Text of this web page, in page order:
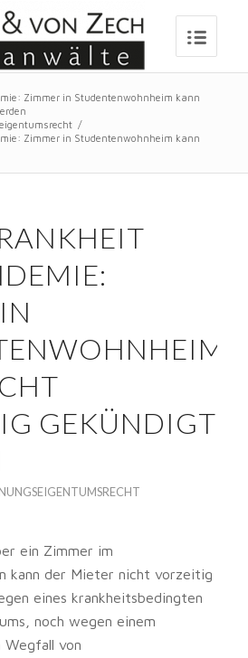
Zimmer in Studentenwohnheim kann
/
Zimmer in Studentenwohnheim kann
GEKÜNDIGT
ein Zimmer im
kann der Mieter nicht vorzeitig
eines krankheitsbedingten
noch wegen einem
Wegfall von